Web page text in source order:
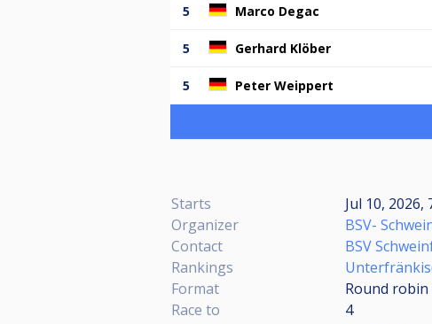
5 Marco Degac
5 Gerhard Klöber
5 Peter Weippert
Starts
Jul 10, 2026,
Organizer
BSV-
Contact
BSV
Rankings
Format
Round robin
Race to
4